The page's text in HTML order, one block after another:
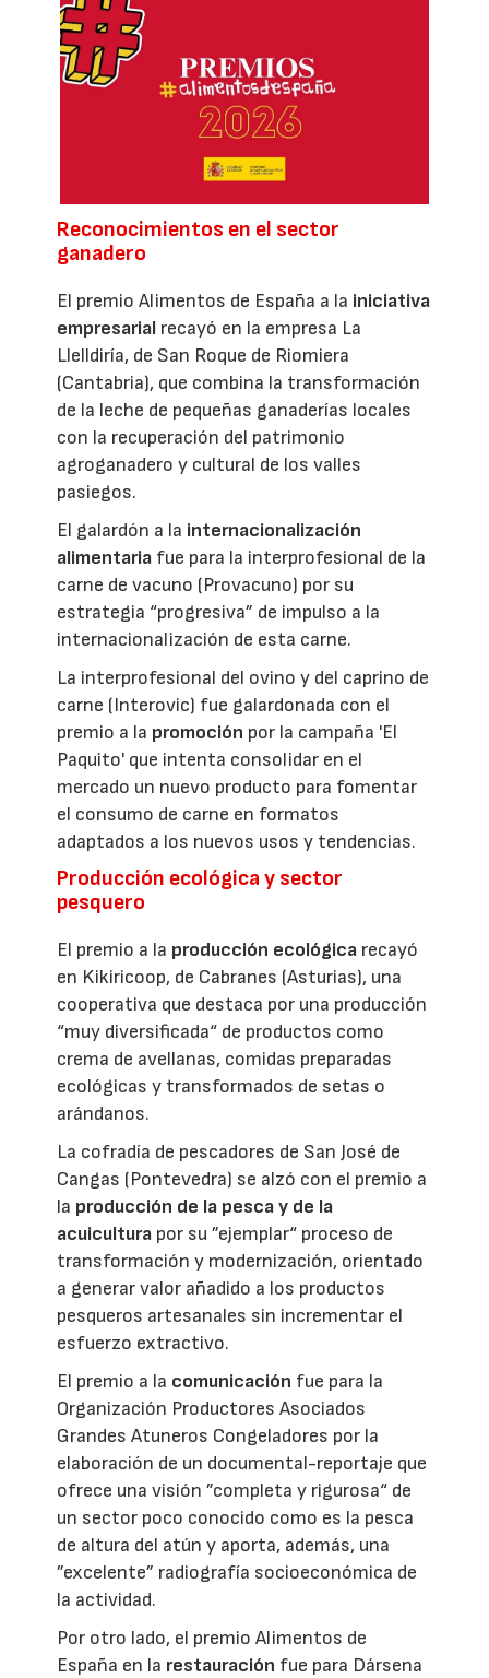
Reconocimientos en el sector
ganadero
El premio Alimentos de España a la iniciativa
empresarial recayó en la empresa La
Llelldiría, de San Roque de Riomiera
(Cantabria), que combina la transformación
de la leche de pequeñas ganaderías locales
con la recuperación del patrimonio
agroganadero y cultural de los valles
pasiegos.
El galardón a la internacionalización
alimentaria fue para la interprofesional de la
carne de vacuno (Provacuno) por su
estrategia “progresiva” de impulso a la
internacionalización de esta carne.
La interprofesional del ovino y del caprino de
carne (Interovic) fue galardonada con el
premio a la promoción por la campaña 'El
Paquito' que intenta consolidar en el
mercado un nuevo producto para fomentar
el consumo de carne en formatos
adaptados a los nuevos usos y tendencias.
Producción ecológica y sector
pesquero
El premio a la producción ecológica recayó
en Kikiricoop, de Cabranes (Asturias), una
cooperativa que destaca por una producción
“muy diversificada“ de productos como
crema de avellanas, comidas preparadas
ecológicas y transformados de setas o
arándanos.
La cofradía de pescadores de San José de
Cangas (Pontevedra) se alzó con el premio a
la producción de la pesca y de la
acuicultura por su ”ejemplar“ proceso de
transformación y modernización, orientado
a generar valor añadido a los productos
pesqueros artesanales sin incrementar el
esfuerzo extractivo.
El premio a la comunicación fue para la
Organización Productores Asociados
Grandes Atuneros Congeladores por la
elaboración de un documental-reportaje que
ofrece una visión ”completa y rigurosa“ de
un sector poco conocido como es la pesca
de altura del atún y aporta, además, una
”excelente” radiografía socioeconómica de
la actividad.
Por otro lado, el premio Alimentos de
España en la restauración fue para Dársena